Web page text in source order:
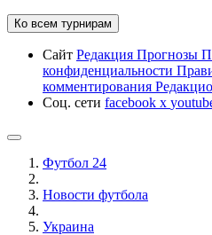
Ко всем турнирам
Сайт Редакция Прогнозы
конфиденциальности
комментирования
Соц. сети facebook x
Футбол 24
Новости футбола
Украина